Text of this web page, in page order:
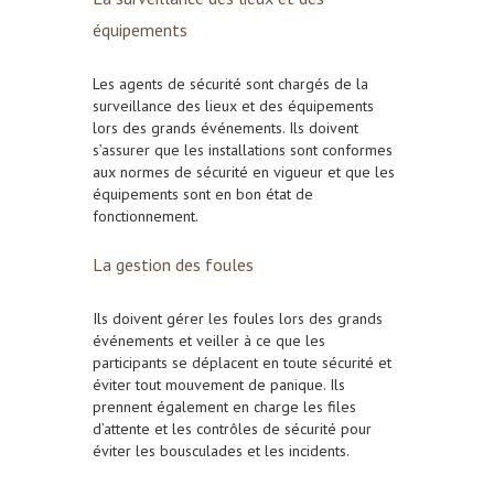
équipements
Les agents de sécurité sont chargés de la
surveillance des lieux et des équipements
lors des grands événements. Ils doivent
s’assurer que les installations sont conformes
aux normes de sécurité en vigueur et que les
équipements sont en bon état de
fonctionnement.
La gestion des foules
Ils doivent gérer les foules lors des grands
événements et veiller à ce que les
participants se déplacent en toute sécurité et
éviter tout mouvement de panique. Ils
prennent également en charge les files
d’attente et les contrôles de sécurité pour
éviter les bousculades et les incidents.